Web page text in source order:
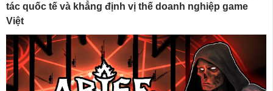
tác quốc tế và khẳng định vị thế doanh nghiệp game
Việt